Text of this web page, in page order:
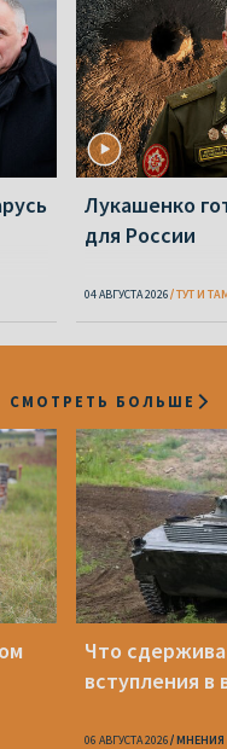
Лукашенко
для России
04 АВГУСТА 2026 ТУТ И
СМОТРЕТЬ БОЛЬШЕ
Что
вступления в
06 АВГУСТА 2026 МНЕНИЯ